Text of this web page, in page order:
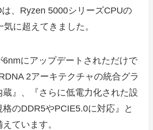
、Ryzen 5000シリーズCPUの
に超えてきました。
6nmにアップデートされただけで
2アーキテクチャの統合グラ
蔵』、『さらに低電力化された設
のDDR5やPCIE5.0に対応』と
ています。